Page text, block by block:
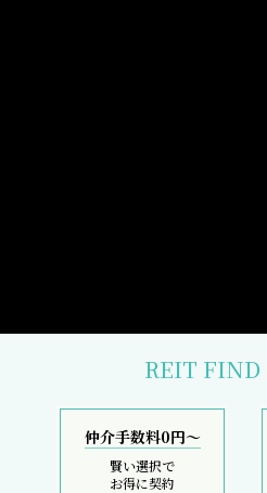
REIT FIND
仲介手数料0円～
賢い選択で
お得に契約